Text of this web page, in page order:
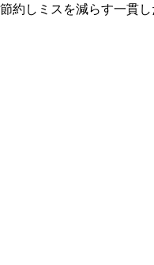
しミスを減らす一貫